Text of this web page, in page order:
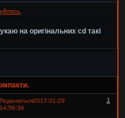
.
на оригінальних cd такі
Поделиться 1
2017-01-29
14:56:36